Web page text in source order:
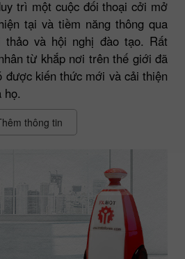
trì một cuộc đối thoại cởi mở
tại và tiềm năng thông qua
và hội nghị đào tạo. Rất
từ khắp nơi trên thế giới đã
được kiến thức mới và cải thiện
họ.
thông tin